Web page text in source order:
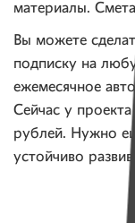
материалы.
Вы можете
подписку на
ежемесячное
Сейчас у
рублей. Нужно
устойчиво